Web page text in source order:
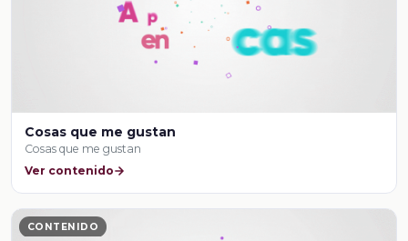
Cosas que me gustan
Cosas que me gustan
Ver contenido
CONTENIDO